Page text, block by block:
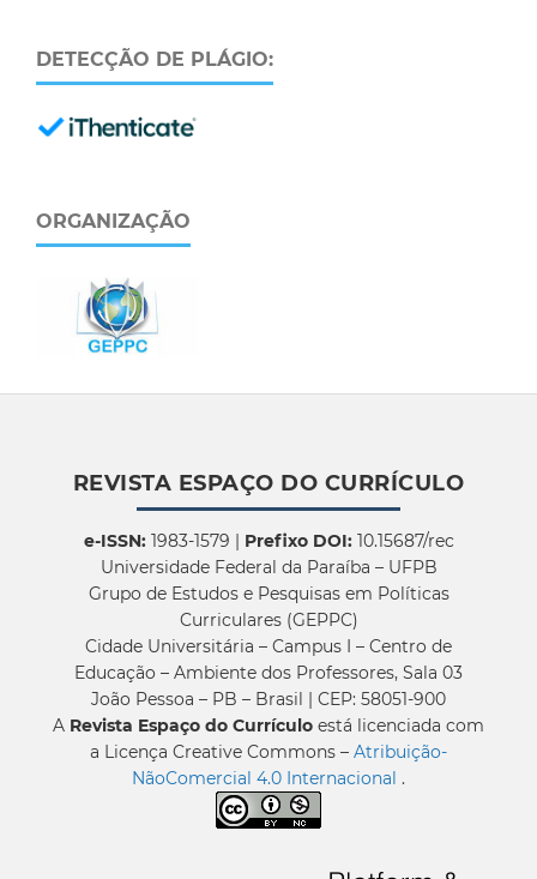
DETECÇÃO DE PLÁGIO:
ORGANIZAÇÃO
REVISTA ESPAÇO DO CURRÍCULO
e-ISSN:1983-1579 | Prefixo DOI:10.15687/rec
Universidade Federal da Paraíba – UFPB
Grupo de Estudos e Pesquisas em Políticas
Curriculares (GEPPC)
Cidade Universitária – Campus I – Centro de
Educação – Ambiente dos Professores, Sala 03
João Pessoa – PB – Brasil | CEP: 58051-900
A Revista Espaço do Currículo está licenciada com
a Licença Creative Commons – Atribuição-
NãoComercial 4.0 Internacional .